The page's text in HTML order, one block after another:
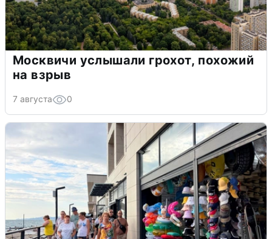
Москвичи услышали грохот, похожий
на взрыв
7 августа 0